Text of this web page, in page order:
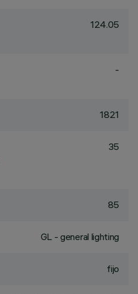
124.05
-
1821
35
85
GL - general lighting
fijo